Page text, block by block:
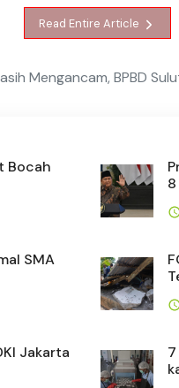
Read Entire Article
Mengancam, BPBD
Bocah
SMA
Jakarta